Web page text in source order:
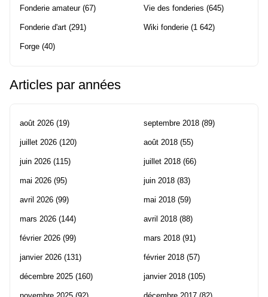
Fonderie amateur(67)
Fonderie d'art (291)
Forge (40)
Vie des fonderies (645)
Wiki fonderie (1 642)
Articles par années
août 2026 (19)
juillet 2026 (120)
juin 2026 (115)
mai 2026 (95)
avril 2026 (99)
mars 2026 (144)
février 2026 (99)
janvier 2026 (131)
décembre 2025 (160)
septembre 2018 (89)
août 2018 (55)
juillet 2018 (66)
juin 2018 (83)
mai 2018 (59)
avril 2018 (88)
mars 2018 (91)
février 2018 (57)
janvier 2018 (105)